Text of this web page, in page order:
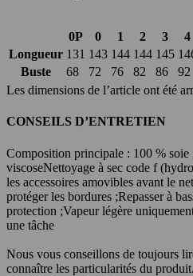
0P 0 1 2 3
4
Longueur 131 143 144 144 145
Buste
68 72 76 82 86
92
Les dimensions de l’article ont été
CONSEILS D’ENTRETIEN
Composition principale : 100 %
viscoseNettoyage à sec code f
les accessoires amovibles avant le
protéger les bordures ;Repasser à
protection ;Vapeur légère
une tâche
Nous vous conseillons de toujours
connaître les particularités du produit.